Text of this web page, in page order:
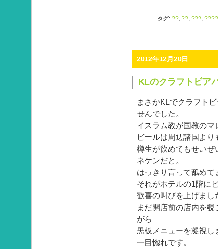
タグ: ??, ??, ???, ????
2012年12月20日
KLのクラフトビア
まさかKLでクラフト
せんでした。
イスラム教が国教のマ
ビールは周辺諸国よ
樽生が飲めてもせいぜ
ネケンだと。
はっきり言って舐めて
それがホテルの1階に
歓喜の叫びを上げまし
まだ開店前の店内を
がら
黒板メニューを凝視し
一目惚れです。